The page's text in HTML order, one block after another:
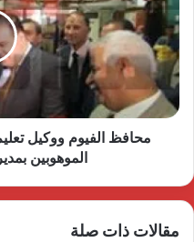
محافظ الفيوم ووكيل
الموهوبين
مقالات ذات صلة